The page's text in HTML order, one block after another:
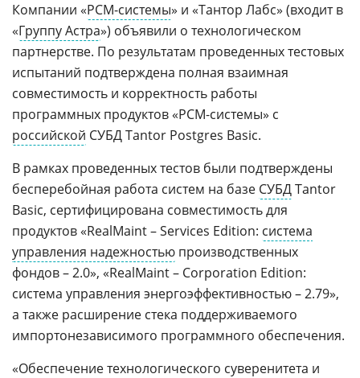
Компании «РСМ-системы» и «Тантор Лабс» (входит в
«Группу Астра») объявили о технологическом
партнерстве. По результатам проведенных тестовых
испытаний подтверждена полная взаимная
совместимость и корректность работы
программных продуктов «РСМ-системы» с
российской СУБД Tantor Postgres Basic.
В рамках проведенных тестов были подтверждены
бесперебойная работа систем на базе СУБДTantor
Basic, сертифицирована совместимость для
продуктов «RealMaint – Services Edition: система
управления надежностью производственных
фондов – 2.0», «RealMaint – Corporation Edition:
система управления энергоэффективностью – 2.79»,
а также расширение стека поддерживаемого
импортонезависимого программного обеспечения.
«Обеспечение технологического суверенитета и